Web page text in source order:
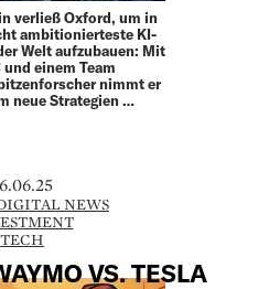
verließ Oxford, um in
ambitionierteste KI-
Welt aufzubauen: Mit
einem Team
nimmt er
neue Strategien …
NEWS
TECH
VS. TESLA